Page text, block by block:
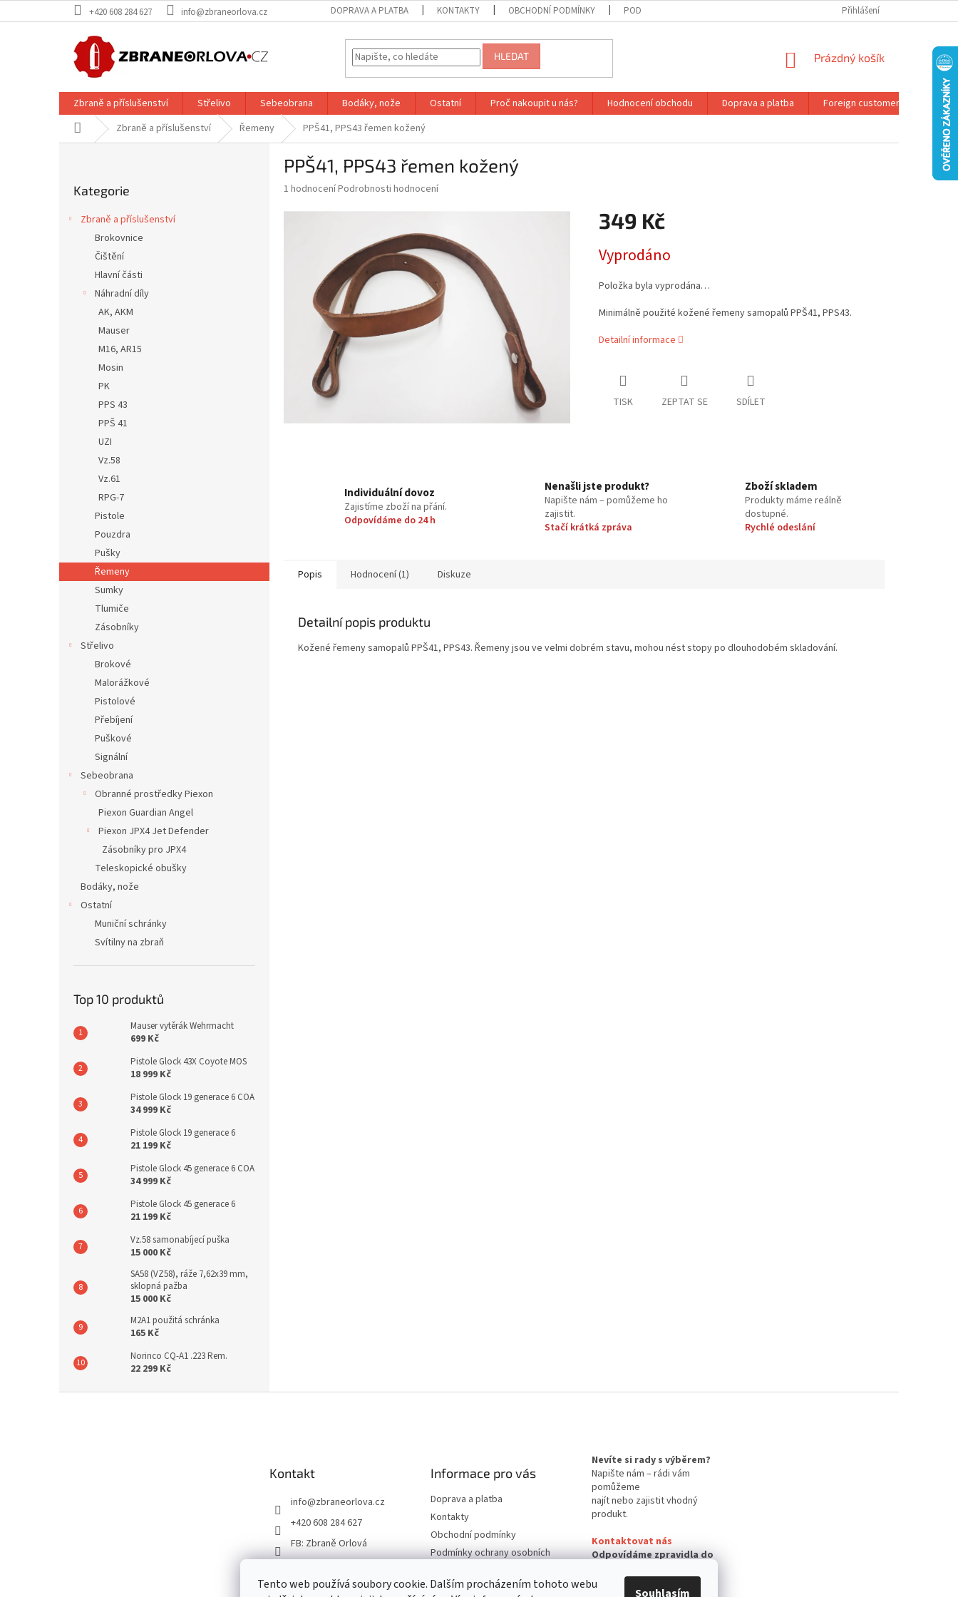
Tento web používá soubory cookie. Dalším procházením tohoto webu
Souhlasím
na
+420 608 284 627 info@zbraneorlova.cz DOPRAVA A PLATBA KONTAKTY OBCHODNÍ PODMÍNKY PODMÍNKY OCHRANY OSOBNÍCH ÚDAJŮ REKLAMAČNÍ ŘÁD
Přihlášení
HLEDAT
NÁKUPNÍ
Prázdný košík
Zbraně a příslušenství Střelivo Sebeobrana Bodáky, nože Ostatní Proč nakoupit u nás? Hodnocení obchodu Doprava a platba Foreign customers
Domů Zbraně a příslušenství Řemeny PPŠ41, PPS43 řemen kožený
kategorie
Kategorie
Zbraně a příslušenství
Brokovnice
Čištění
Hlavní části
Náhradní díly
AK, AKM
Mauser
M16, AR15
Mosin
PK
PPS 43
PPŠ 41
UZI
Vz.58
Vz.61
RPG-7
Pistole
Pouzdra
Pušky
Řemeny
Sumky
Tlumiče
Zásobníky
Střelivo
Brokové
Malorážkové
Pistolové
Přebíjení
Puškové
Signální
Sebeobrana
Obranné prostředky Piexon
Piexon Guardian Angel
Piexon JPX4 Jet Defender
Zásobníky pro JPX4
Teleskopické obušky
Bodáky, nože
Ostatní
Muniční schránky
Svítilny na zbraň
Top 10 produktů
Mauser vytěrák Wehrmacht
699 Kč
Pistole Glock 43X Coyote MOS
18 999 Kč
Pistole Glock 19 generace 6 COA
34 999 Kč
Pistole Glock 19 generace 6
21 199 Kč
Pistole Glock 45 generace 6 COA
34 999 Kč
Pistole Glock 45 generace 6
21 199 Kč
Vz.58 samonabíjecí puška
15 000 Kč
SA58 (VZ58), ráže 7,62x39 mm,
sklopná pažba
15 000 Kč
M2A1 použitá schránka
165 Kč
Norinco CQ-A1 .223 Rem.
22 299 Kč
PPŠ41, PPS43 řemen kožený
Průměrné
produktu
hvězdiček.
1 hodnoceníPodrobnosti hodnocení
349 Kč
cena:
Vyprodáno
Položka byla vyprodána…
Minimálně použité kožené řemeny samopalů PPŠ41, PPS43.
Detailní informace
TISK ZEPTAT SE SDÍLET
Individuální dovoz
Zajistíme zboží na přání.
Odpovídáme do 24 h
Nenašli jste produkt?
Napište nám – pomůžeme ho
zajistit.
Stačí krátká zpráva
Zboží skladem
Produkty máme reálně
dostupné.
Rychlé odeslání
Popis Hodnocení (1) Diskuze
Detailní popis produktu
Kožené řemeny samopalů PPŠ41, PPS43. Řemeny jsou ve velmi dobrém stavu, mohou nést stopy po dlouhodobém skladování.
Kontakt
info@zbraneorlova.cz
+420 608 284 627
FB: Zbraně Orlová
Informace pro vás
Doprava a platba
Kontakty
Obchodní podmínky
Podmínky ochrany osobních
Reklamační řád
Nevíte si rady s výběrem?
Napište nám – rádi vám
pomůžeme
najít nebo zajistit vhodný
produkt.
Kontaktovat nás
Odpovídáme zpravidla do